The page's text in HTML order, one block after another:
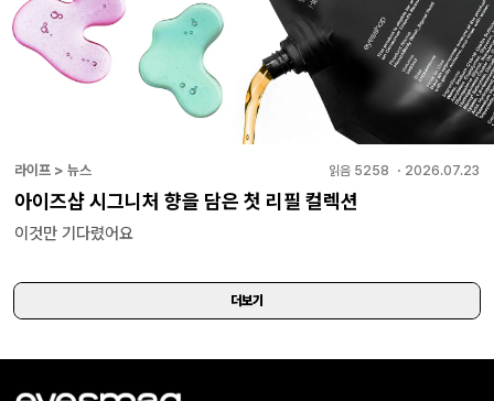
라이프 > 뉴스 읽음 5258 ・ 2026.07.23
아이즈샵 시그니처 향을 담은 첫 리필 컬렉션
이것만 기다렸어요
더보기